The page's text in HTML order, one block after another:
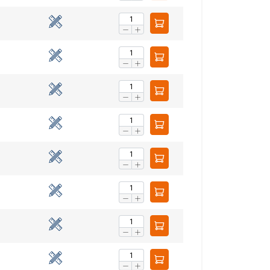
ENGLISH TRANSLATION
pat dalijamės
kurie gali
jų